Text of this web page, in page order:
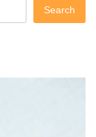
Search